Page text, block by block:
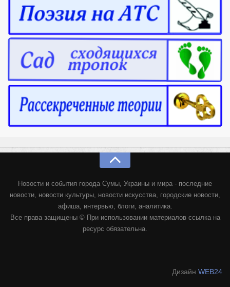
Афиша Киев
Афиша Сумы
О нас
Новости и события города Сумы, Украины и мира - последние
новости, новости культуры, новости искусства, городские новости,
афиша, интервью, блоги, аналитика.
Все права защищены © При использовании материалов ссылка на
ресурс обязательна.
Дизайн WEB24